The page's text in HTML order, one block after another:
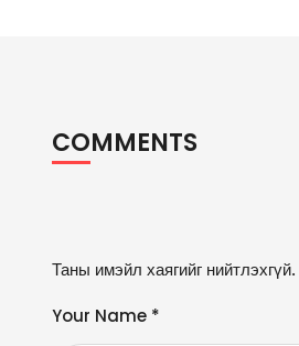
COMMENTS
Таны имэйл хаягийг нийтлэхгүй.
Your Name *
A
e